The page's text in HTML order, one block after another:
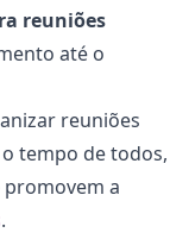
reuniões
até o
reuniões
tempo de todos,
a
.